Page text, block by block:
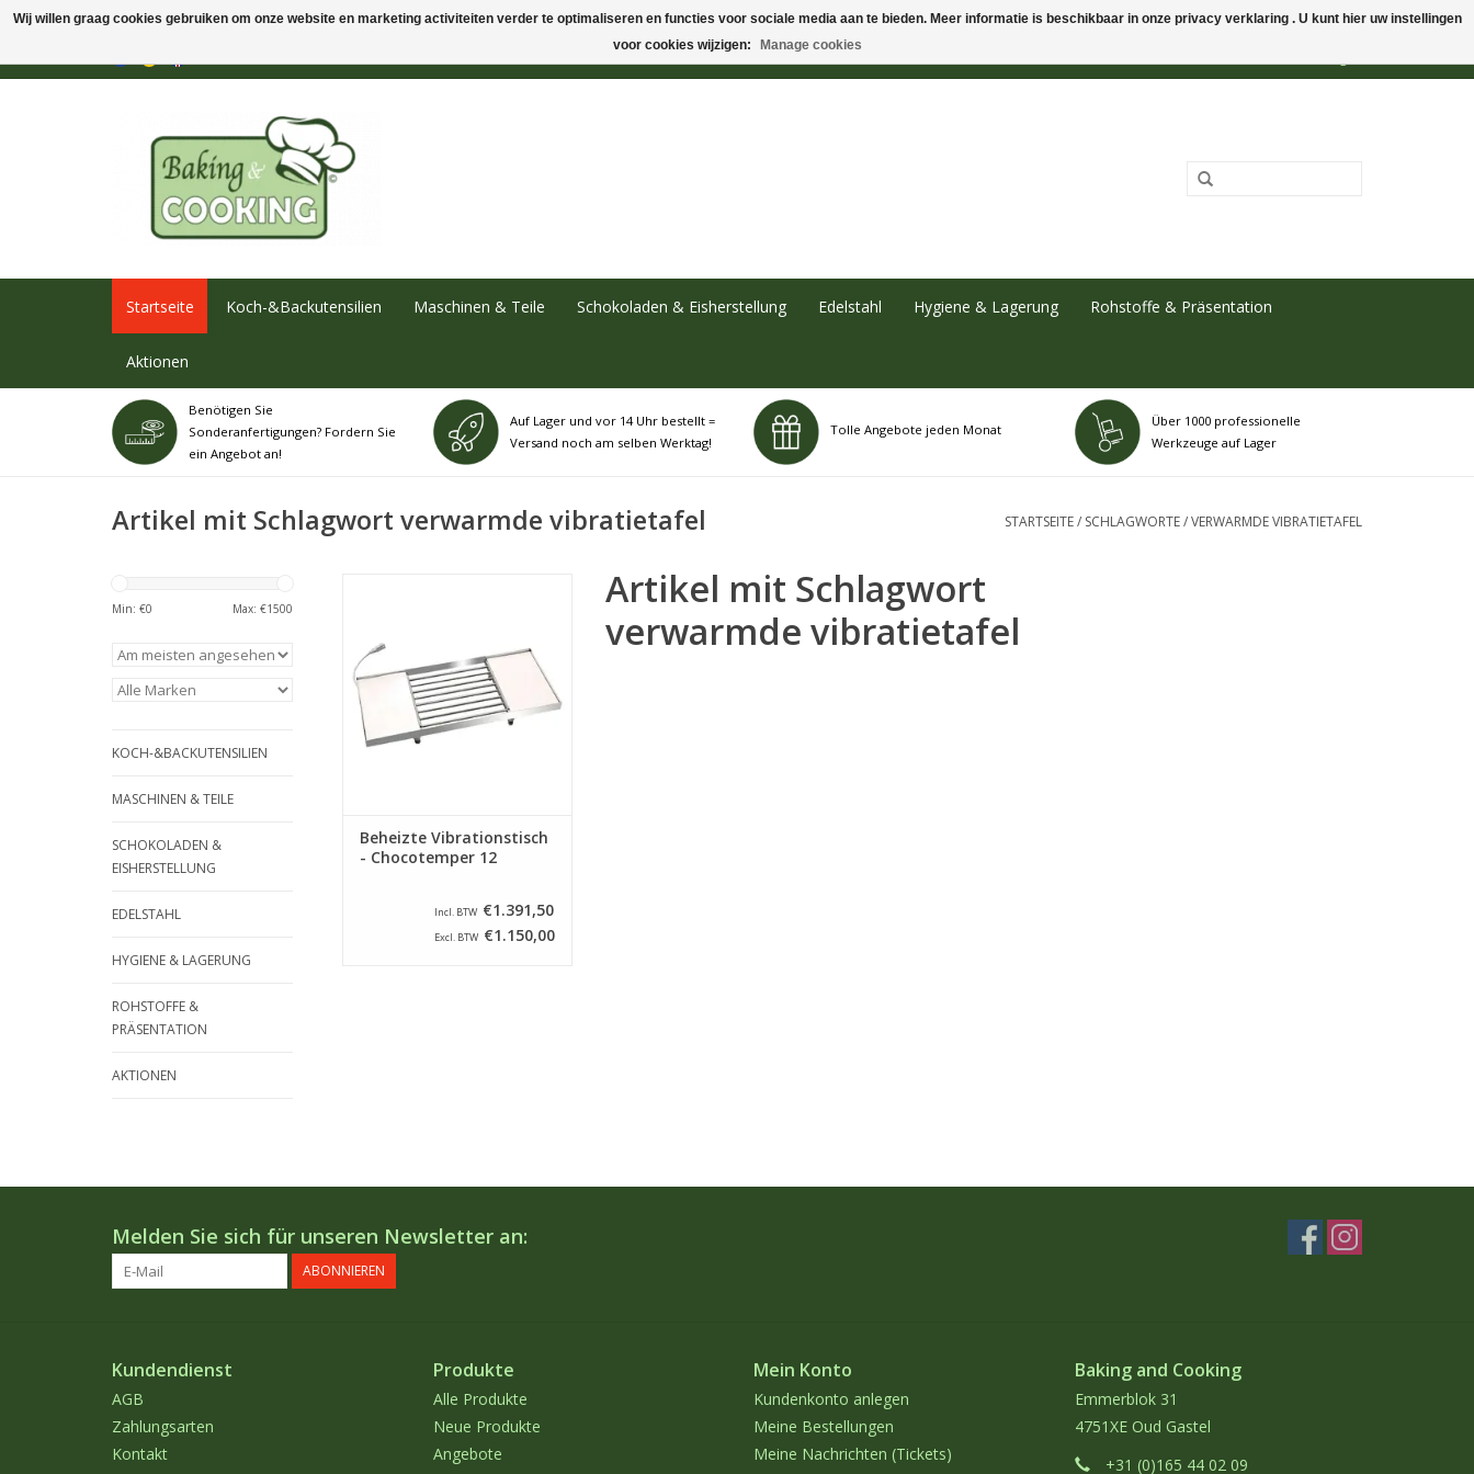
Startseite Koch-&Backutensilien Maschinen & Teile Schokoladen & Eisherstellung Edelstahl Hygiene & Lagerung Rohstoffe & Präsentation
Aktionen
Benötigen Sie
Sonderanfertigungen? Fordern Sie
ein Angebot an!
Auf Lager und vor 14 Uhr bestellt =
Versand noch am selben Werktag!
Tolle Angebote jeden Monat
Über 1000 professionelle
Werkzeuge auf Lager
Artikel mit Schlagwort verwarmde vibratietafel STARTSEITE/ SCHLAGWORTE/VERWARMDE VIBRATIETAFEL
Min: €0 Max: €1500
KOCH-&BACKUTENSILIEN
MASCHINEN & TEILE
SCHOKOLADEN &
EISHERSTELLUNG
EDELSTAHL
HYGIENE & LAGERUNG
ROHSTOFFE &
PRÄSENTATION
AKTIONEN
ZUM WARENKORB HINZUFÜGEN
Beheizte Vibrationstisch
- Chocotemper 12
Incl. BTW €1.391,50
Excl. BTW €1.150,00
Artikel mit Schlagwort
verwarmde vibratietafel
Melden Sie sich für unseren Newsletter an:
ABONNIEREN
Kundendienst
AGB
Zahlungsarten
Kontakt
Produkte
Alle Produkte
Neue Produkte
Angebote
Mein Konto
Kundenkonto anlegen
Meine Bestellungen
Meine Nachrichten (Tickets)
Baking and Cooking
Emmerblok 31
4751XE Oud Gastel
+31 (0)165 44 02 09
Wij willen graag cookies gebruiken om onze website en marketing activiteiten verder te optimaliseren en functies voor sociale media aan te bieden. Meer informatie is beschikbaar in onze privacy verklaring . U kunt hier uw instellingen
voor cookies wijzigen:
Manage cookies